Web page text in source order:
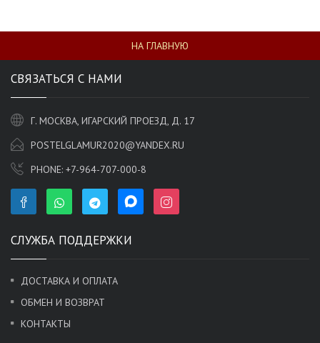
НА ГЛАВНУЮ
СВЯЗАТЬСЯ С НАМИ
Г. МОСКВА, ИГАРСКИЙ ПРОЕЗД, Д. 17
POSTELGLAMUR2020@YANDEX.RU
PHONE: +7-964-707-000-8
СЛУЖБА ПОДДЕРЖКИ
ДОСТАВКА И ОПЛАТА
ОБМЕН И ВОЗВРАТ
КОНТАКТЫ